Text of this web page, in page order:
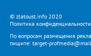
© zlatoust.info 2020
Политика конфиденциальности
По вопросам размещения
пишите: target-